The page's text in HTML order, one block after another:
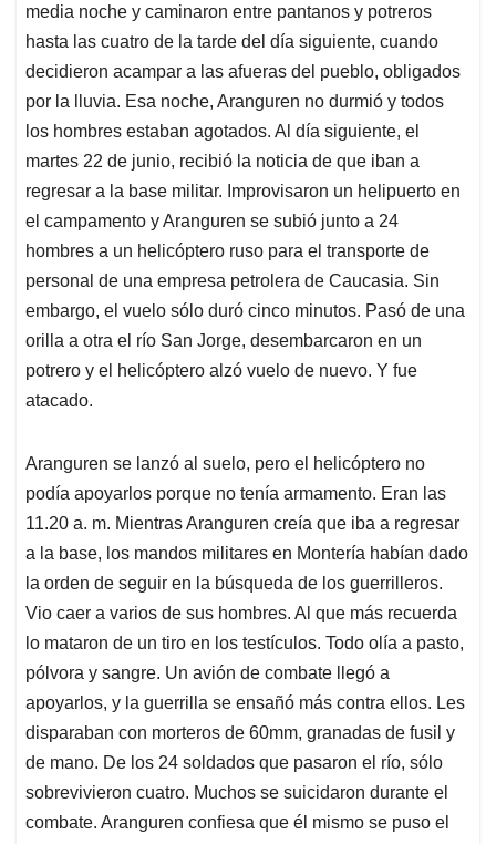
media noche y caminaron entre pantanos y potreros
hasta las cuatro de la tarde del día siguiente, cuando
decidieron acampar a las afueras del pueblo, obligados
por la lluvia. Esa noche, Aranguren no durmió y todos
los hombres estaban agotados. Al día siguiente, el
martes 22 de junio, recibió la noticia de que iban a
regresar a la base militar. Improvisaron un helipuerto en
el campamento y Aranguren se subió junto a 24
hombres a un helicóptero ruso para el transporte de
personal de una empresa petrolera de Caucasia. Sin
embargo, el vuelo sólo duró cinco minutos. Pasó de una
orilla a otra el río San Jorge, desembarcaron en un
potrero y el helicóptero alzó vuelo de nuevo. Y fue
atacado.
Aranguren se lanzó al suelo, pero el helicóptero no
podía apoyarlos porque no tenía armamento. Eran las
11.20 a. m. Mientras Aranguren creía que iba a regresar
a la base, los mandos militares en Montería habían dado
la orden de seguir en la búsqueda de los guerrilleros.
Vio caer a varios de sus hombres. Al que más recuerda
lo mataron de un tiro en los testículos. Todo olía a pasto,
pólvora y sangre. Un avión de combate llegó a
apoyarlos, y la guerrilla se ensañó más contra ellos. Les
disparaban con morteros de 60mm, granadas de fusil y
de mano. De los 24 soldados que pasaron el río, sólo
sobrevivieron cuatro. Muchos se suicidaron durante el
combate. Aranguren confiesa que él mismo se puso el